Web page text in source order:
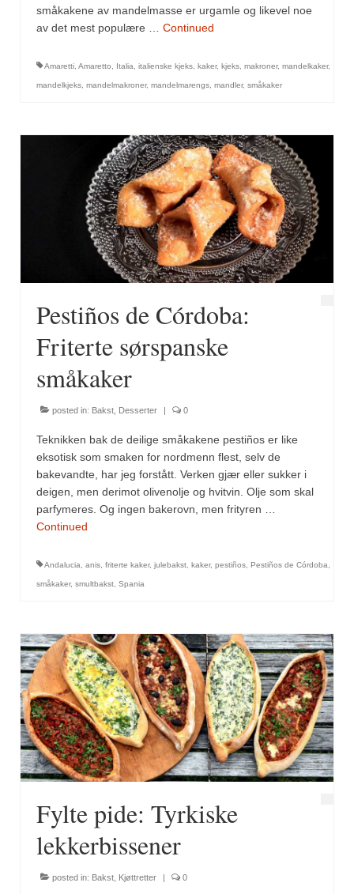
Ñora
Paprikapulver, edelsøtt
Parisisk pepper
Piment d’Espelette
Purreløk (tørket)
Quatre épices
Rosépepper
Selleriblader
Tomatflak
Om oss
Kontakt oss
Nettbutikk
småkakene av mandelmasse er urgamle og likevel noe
av det mest populære … Continued
Amaretti Amaretto Italia italienske kjeks kaker, kjeks makroner, mandelkaker,
mandelkjeks mandelmakroner, mandelmarengs mandler, småkaker
Pestiños de Córdoba:
Friterte sørspanske
småkaker
posted in: Bakst Desserter 0
Teknikken bak de deilige småkakene pestiños er like
eksotisk som smaken for nordmenn flest, selv de
bakevandte, har jeg forstått. Verken gjær eller sukker i
deigen, men derimot olivenolje og hvitvin. Olje som skal
parfymeres. Og ingen bakerovn, men frityren …
Continued
Andalucia, anis, friterte kaker, julebakst, kaker, pestiños, Pestiños de Córdoba,
småkaker, smultbakst, Spania
Fylte pide: Tyrkiske
lekkerbissener
posted in: Bakst, Kjøttretter 0